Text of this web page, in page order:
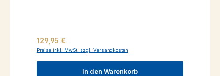
Regulärer Preis:
129,95 €
Preise inkl. MwSt. zzgl. Versandkosten
In den Warenkorb